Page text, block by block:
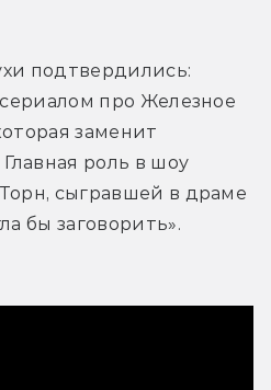
подтвердились:
про Железное
заменит
роль в шоу
сыгравшей в драме
бы заговорить».